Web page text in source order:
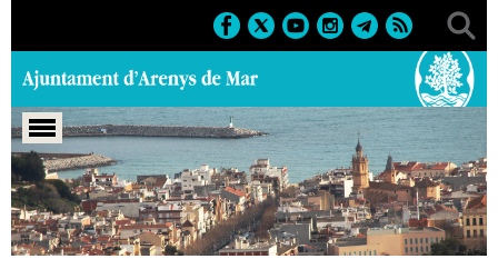
Portada > Agenda > 29-05-2008